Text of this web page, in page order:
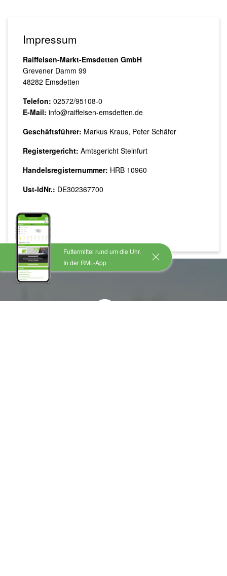
Impressum
Raiffeisen-Markt-Emsdetten GmbH
Grevener Damm 99
48282 Emsdetten
Telefon: 02572/95108-0
E-Mail: info@raiffeisen-emsdetten.de
Geschäftsführer: Markus Kraus, Peter Schäfer
Registergericht: Amtsgericht Steinfurt
Handelsregisternummer: HRB 10960
Ust-IdNr.: DE302367700
Geschäftsbedingungen (AGB) für das Waren- und
Dienstleistungsgeschäft.
Futtermittel rund um die Uhr.
In der RML-App